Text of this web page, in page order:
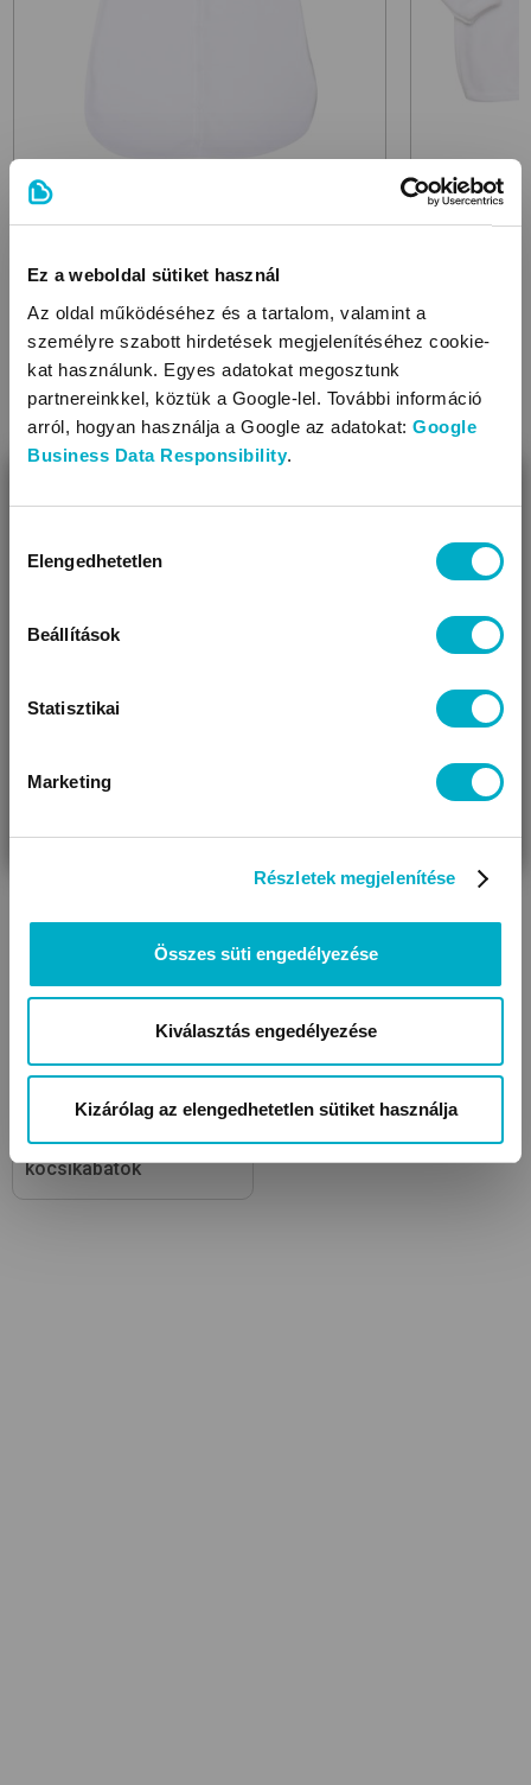
Ez a weboldal sütiket használ
Az oldal működéséhez és a tartalom, valamint a
személyre szabott hirdetések megjelenítéséhez cookie-
kat használunk. Egyes adatokat megosztunk
partnereinkkel, köztük a Google-lel. További információ
arról, hogyan használja a Google az adatokat: Google
Business Data Responsibility.
kiválasztása
Elengedhetetlen
Beállítások
Statisztikai
Marketing
Részletek megjelenítése
Összes süti engedélyezése
Kiválasztás engedélyezése
Kizárólag az elengedhetetlen sütiket használja
BOLLABY
Siracusa U/PL/Em
5 490 Ft
Méret:56,62,68,74
BOLLABY
Forli/PL
Méret:
Kombidresszek Kocsicipők, tutyik
Baba kabátok,
kocsikabátok
Úgy látjuk, most jársz nálunk először!
VÁRANDÓS
AJÁNDÉKOT